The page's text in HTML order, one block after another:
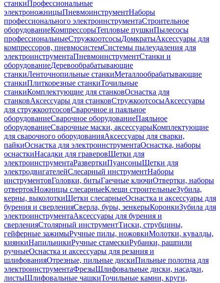
станкиПрофессиональные
электроножницыПневмоинструментНаборы
профессионального электроинструментаСтроительное
оборудованиеКомпрессорыТепловые пушкиПылесосы
профессиональныеСтружкоотсосыДомкратыАксессуары для
компрессоров, пневмосистемСистемы пылеудаления для
электроинструментаПневмоинструментСтанки и
оборудованиеДеревообрабатывающие
станкиЛенточнопильные станкиМеталлообрабатывающие
станкиПлиткорезные станкиТочильные
станкиКомплектующие для станковОснастка для
станковАксессуары для станковСтружкоотсосыАксессуары
для стружкоотсосовСварочное и паяльное
оборудованиеСварочное оборудованиеПаяльное
оборудованиеСварочные маски, аксессуарыКомплектующие
для сварочного оборудованияАксессуары для сварки,
пайкиОснастка для электроинструментаОснастка, наборы
оснасткиНасадки для граверовЩетки для
электроинструментаРазверткиПуансоныЩетки для
электродвигателейСлесарный инструментНаборы
инструментовГоловки, битыГаечные ключиОтвертки, наборы
отвертокНожницы слесарныеКлещи строительныеЗубила,
керны, выколоткиЩетки слесарныеОснастка и аксессуары для
бурения и сверленияСверла, буры, зенкерыКоронкиЗубила для
электроинструментаАксессуары для бурения и
сверленияСтолярный инструментТиски, струбцины,
гейферные зажимыРучные пилы, ножовкиМолотки, кувалды,
киянкиНапильникиРучные стамескиРубанки, рашпили
ручныеОснастка и аксессуары для резания и
шлифованияОтрезные, пильные дискиПильные полотна для
электроинструментаФрезыШлифовальные диски, насадки,
листыШлифовальные чашкиТочильные камни, круги,